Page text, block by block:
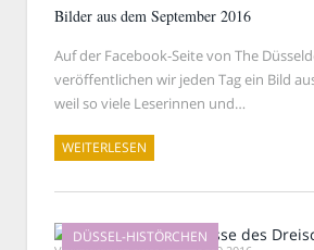
Bilder aus dem September 2016
Auf der Facebook-Seite von The
veröffentlichen wir jeden Tag ein Bild
weil so viele Leserinnen und…
WEITERLESEN
DÜSSEL-HISTÖRCHEN